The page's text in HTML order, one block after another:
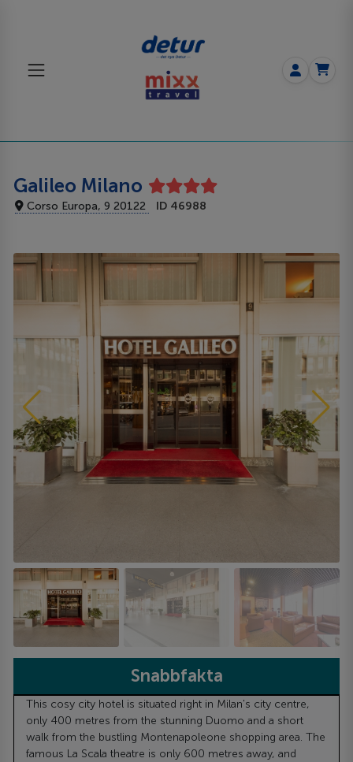
Galileo Milano
Corso Europa, 9 20122 ID 46988
Snabbfakta
This cosy city hotel is situated right in Milan's city centre,
only 400 metres from the stunning Duomo and a short
walk from the bustling Montenapoleone shopping area. The
famous La Scala theatre is only 600 metres away, and